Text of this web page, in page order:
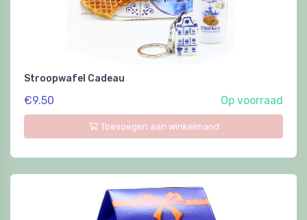
Stroopwafel Cadeau
€9.50 Op voorraad
Toevoegen aan winkelmand